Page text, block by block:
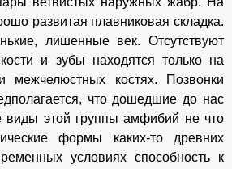
развитая плавниковая складка.
лишенные век. Отсутствуют
и зубы находятся только на
межчелюстных костях. Позвонки
что дошедшие до нас
виды этой группы амфибий не что
формы каких-то древних
условиях способность к